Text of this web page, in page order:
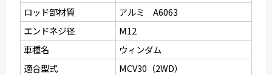
ロッド部材質
アルミ A6063
エンドネジ径
M12
車種名
ウィンダム
適合型式
MCV30（2WD）